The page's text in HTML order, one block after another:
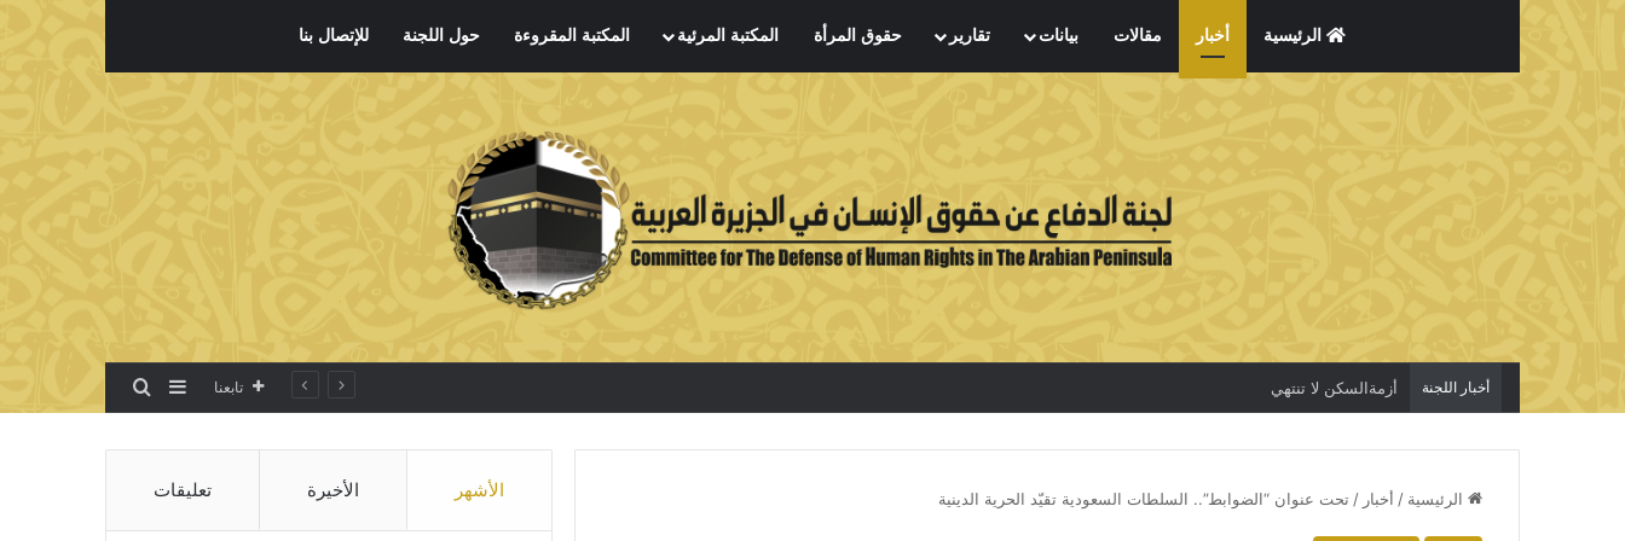
الرئيسية أخبار مقالات بيانات تقارير حقوق المرأة المكتبة المرئية المكتبة المقروءة حول اللجنة للإتصال بنا
أخبار اللجنة أزمةالسكن لا تنتهي تابعنا إضافة عمود جانبي
بحث عن
الرئيسية / أخبار / تحت عنوان “الضوابط”.. السلطات السعودية تقيّد الحرية الدينية الأشهر الأخيرة تعليقات